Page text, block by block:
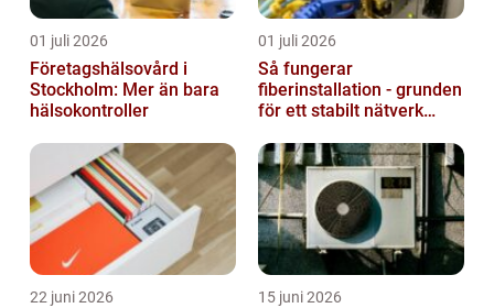
01 juli 2026
Företagshälsovård i
Stockholm: Mer än bara
hälsokontroller
01 juli 2026
Så fungerar
fiberinstallation - grunden
för ett stabilt nätverk
22 juni 2026 15 juni 2026